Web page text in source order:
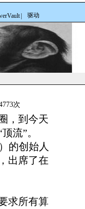
驱动
次
，到今天
流”。
的创始人
出席了在
求所有算